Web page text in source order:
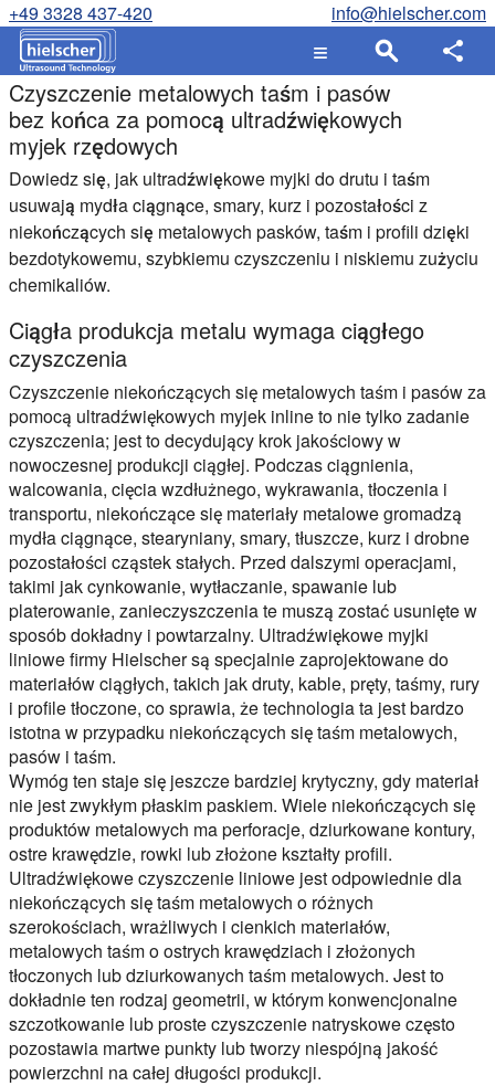
+49 3328 437-420 info@hielscher.com
Czyszczenie metalowych taśm i pasów
bez końca za pomocą ultradźwiękowych
myjek rzędowych
Dowiedz się, jak ultradźwiękowe myjki do drutu i taśm
usuwają mydła ciągnące, smary, kurz i pozostałości z
niekończących się metalowych pasków, taśm i profili dzięki
bezdotykowemu, szybkiemu czyszczeniu i niskiemu zużyciu
chemikaliów.
Ciągła produkcja metalu wymaga ciągłego
czyszczenia
Czyszczenie niekończących się metalowych taśm i pasów za
pomocą ultradźwiękowych myjek inline to nie tylko zadanie
czyszczenia; jest to decydujący krok jakościowy w
nowoczesnej produkcji ciągłej. Podczas ciągnienia,
walcowania, cięcia wzdłużnego, wykrawania, tłoczenia i
transportu, niekończące się materiały metalowe gromadzą
mydła ciągnące, stearyniany, smary, tłuszcze, kurz i drobne
pozostałości cząstek stałych. Przed dalszymi operacjami,
takimi jak cynkowanie, wytłaczanie, spawanie lub
platerowanie, zanieczyszczenia te muszą zostać usunięte w
sposób dokładny i powtarzalny. Ultradźwiękowe myjki
liniowe firmy Hielscher są specjalnie zaprojektowane do
materiałów ciągłych, takich jak druty, kable, pręty, taśmy, rury
i profile tłoczone, co sprawia, że technologia ta jest bardzo
istotna w przypadku niekończących się taśm metalowych,
pasów i taśm.
Wymóg ten staje się jeszcze bardziej krytyczny, gdy materiał
nie jest zwykłym płaskim paskiem. Wiele niekończących się
produktów metalowych ma perforacje, dziurkowane kontury,
ostre krawędzie, rowki lub złożone kształty profili.
Ultradźwiękowe czyszczenie liniowe jest odpowiednie dla
niekończących się taśm metalowych o różnych
szerokościach, wrażliwych i cienkich materiałów,
metalowych taśm o ostrych krawędziach i złożonych
tłoczonych lub dziurkowanych taśm metalowych. Jest to
dokładnie ten rodzaj geometrii, w którym konwencjonalne
szczotkowanie lub proste czyszczenie natryskowe często
pozostawia martwe punkty lub tworzy niespójną jakość
powierzchni na całej długości produkcji.